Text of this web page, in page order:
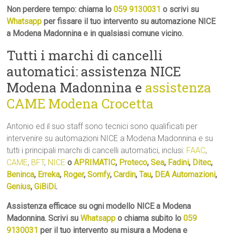
Non perdere tempo: chiama lo059 9130031 o scrivi su
Whatsapp per fissare il tuo intervento su automazione NICE
a Modena Madonnina e in qualsiasi comune vicino.
Tutti i marchi di cancelli
automatici: assistenza NICE
Modena Madonnina e assistenza
CAME Modena Crocetta
Antonio ed il suo staff sono tecnici sono qualificati per
intervenire su automazioni NICE a Modena Madonnina e su
tutti i principali marchi di cancelli automatici, inclusi: FAAC,
CAME, BFT, NICE oAPRIMATIC, Proteco,Sea, Fadini, Ditec,
Beninca, Erreka, Roger,Somfy,Cardin,Tau, DEA Automazioni,
Genius,GiBiDi.
Assistenza efficace su ogni modello NICE a Modena
Madonnina. Scrivi suWhatsapp o chiama subito lo059
9130031 per il tuo intervento su misura a Modena e